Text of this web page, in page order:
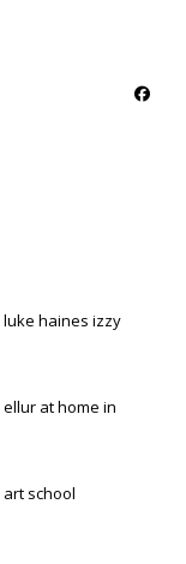
luke haines izzy
ellur at home in
art school